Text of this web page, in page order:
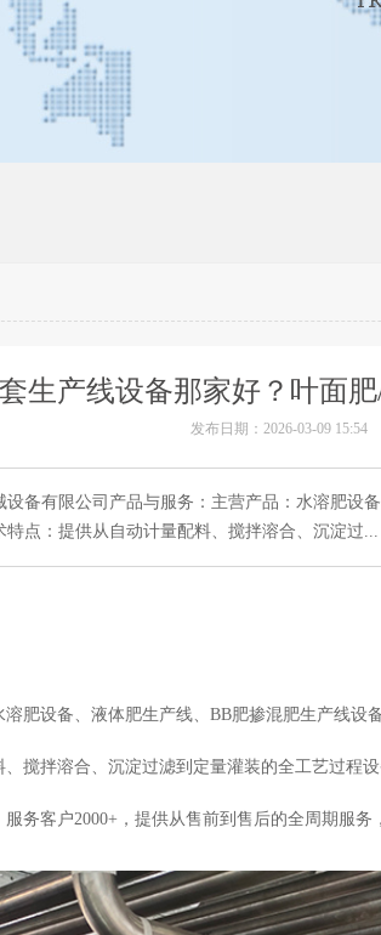
生产线设备那家好？叶面
发布日期：2026-03-09 15:54
设备有限公司产品与服务：主营产品：水溶肥设
特点：提供从自动计量配料、搅拌溶合、沉淀过...
肥设备、液体肥生产线、BB肥掺混肥生产线设
搅拌溶合、沉淀过滤到定量灌装的全工艺过程
务客户2000+，提供从售前到售后的全周期服